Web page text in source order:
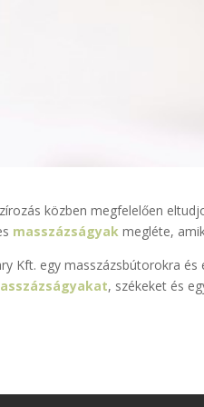
közben megfelelően
masszázságyak megléte,
Kft. egy masszázsbútorokra
, székeket és